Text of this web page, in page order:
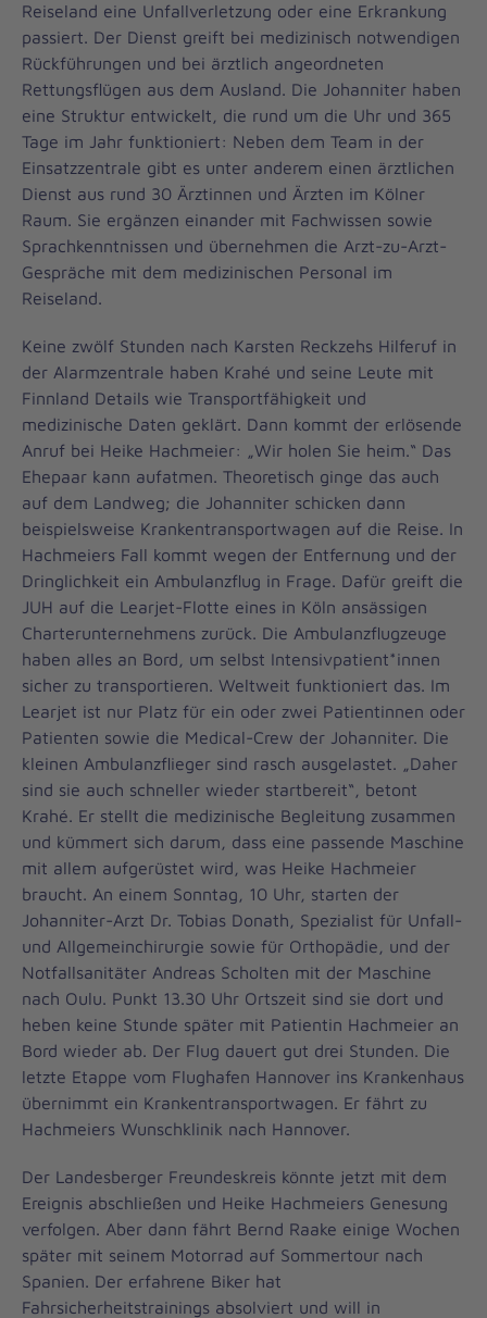
Reiseland eine Unfallverletzung oder eine Erkrankung
passiert. Der Dienst greift bei medizinisch notwendigen
Rückführungen und bei ärztlich angeordneten
Rettungsflügen aus dem Ausland. Die Johanniter haben
eine Struktur entwickelt, die rund um die Uhr und 365
Tage im Jahr funktioniert: Neben dem Team in der
Einsatzzentrale gibt es unter anderem einen ärztlichen
Dienst aus rund 30 Ärztinnen und Ärzten im Kölner
Raum. Sie ergänzen einander mit Fachwissen sowie
Sprachkenntnissen und übernehmen die Arzt-zu-Arzt-
Gespräche mit dem medizinischen Personal im
Reiseland.
Keine zwölf Stunden nach Karsten Reckzehs Hilferuf in
der Alarmzentrale haben Krahé und seine Leute mit
Finnland Details wie Transportfähigkeit und
medizinische Daten geklärt. Dann kommt der erlösende
Anruf bei Heike Hachmeier: „Wir holen Sie heim.“ Das
Ehepaar kann aufatmen. Theoretisch ginge das auch
auf dem Landweg; die Johanniter schicken dann
beispielsweise Krankentransportwagen auf die Reise. In
Hachmeiers Fall kommt wegen der Entfernung und der
Dringlichkeit ein Ambulanzflug in Frage. Dafür greift die
JUH auf die Learjet-Flotte eines in Köln ansässigen
Charterunternehmens zurück. Die Ambulanzflugzeuge
haben alles an Bord, um selbst Intensivpatient*innen
sicher zu transportieren. Weltweit funktioniert das. Im
Learjet ist nur Platz für ein oder zwei Patientinnen oder
Patienten sowie die Medical-Crew der Johanniter. Die
kleinen Ambulanzflieger sind rasch ausgelastet. „Daher
sind sie auch schneller wieder startbereit“, betont
Krahé. Er stellt die medizinische Begleitung zusammen
und kümmert sich darum, dass eine passende Maschine
mit allem aufgerüstet wird, was Heike Hachmeier
braucht. An einem Sonntag, 10 Uhr, starten der
Johanniter-Arzt Dr. Tobias Donath, Spezialist für Unfall-
und Allgemeinchirurgie sowie für Orthopädie, und der
Notfallsanitäter Andreas Scholten mit der Maschine
nach Oulu. Punkt 13.30 Uhr Ortszeit sind sie dort und
heben keine Stunde später mit Patientin Hachmeier an
Bord wieder ab. Der Flug dauert gut drei Stunden. Die
letzte Etappe vom Flughafen Hannover ins Krankenhaus
übernimmt ein Krankentransportwagen. Er fährt zu
Hachmeiers Wunschklinik nach Hannover.
Der Landesberger Freundeskreis könnte jetzt mit dem
Ereignis abschließen und Heike Hachmeiers Genesung
verfolgen. Aber dann fährt Bernd Raake einige Wochen
später mit seinem Motorrad auf Sommertour nach
Spanien. Der erfahrene Biker hat
Fahrsicherheitstrainings absolviert und will in